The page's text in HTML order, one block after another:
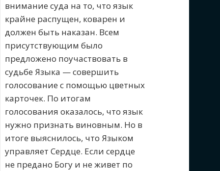
внимание суда на то, что язык
крайне распущен, коварен и
должен быть наказан. Всем
присутствующим было
предложено поучаствовать в
судьбе Языка — совершить
голосование с помощью цветных
карточек. По итогам
голосования оказалось, что язык
нужно признать виновным. Но в
итоге выяснилось, что Языком
управляет Сердце. Если сердце
не предано Богу и не живет по